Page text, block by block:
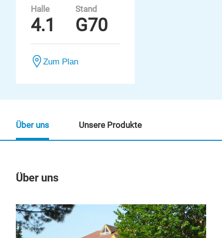
Halle
4.1
Stand
G70
Zum Plan
Über uns
Über uns Unsere Produkte